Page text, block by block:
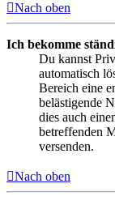
Nach oben
Ich bekomme
Du kannst
automatisch
Bereich eine
belästigende
dies auch
betreffenden
versenden.
Nach oben